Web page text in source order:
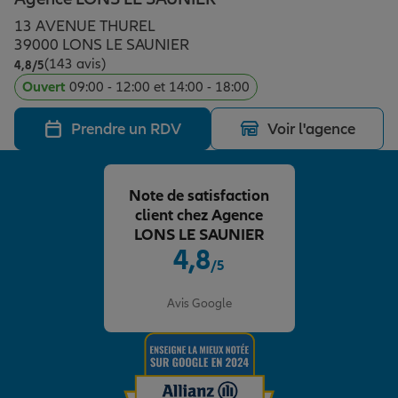
Assurance emprunteur
Prévoyance et dépendance
Assurance animal de compagnie
Protection de la famille
Protection juridique
Épargne & retraite
Plan épargne retraite
Assurance vie
Placements financiers
Investissements immobiliers
Transmission
Vos projets
Partir en vacances
Départ à la retraite
Préparer l’avenir
Conseil assurance
Assurance habitation
Le Pack Famille
Allianz en France
13 AVENUE THUREL
39000 LONS LE SAUNIER
4,8/5Note de 4.8 sur 5
(143 avis)
Ouvert 09:00 - 12:00 et 14:00 - 18:00
Prendre un RDV Voir l'agence
4,8/5
Avis Google
Note de satisfaction
client chez Agence
LONS LE SAUNIER